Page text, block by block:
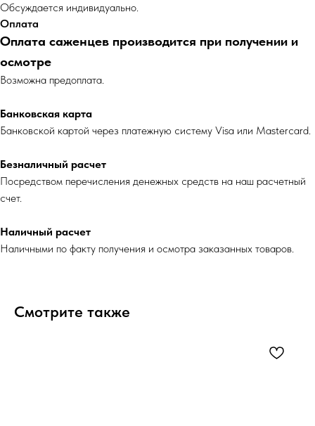
Обсуждается индивидуально.
Оплата
Оплата саженцев производится при получении и
осмотре
Возможна предоплата.
Банковская карта
Банковской картой через платежную систему Visa или Mastercard.
Безналичный расчет
Посредством перечисления денежных средств на наш расчетный
счет.
Наличный расчет
Наличными по факту получения и осмотра заказанных товаров.
Смотрите также